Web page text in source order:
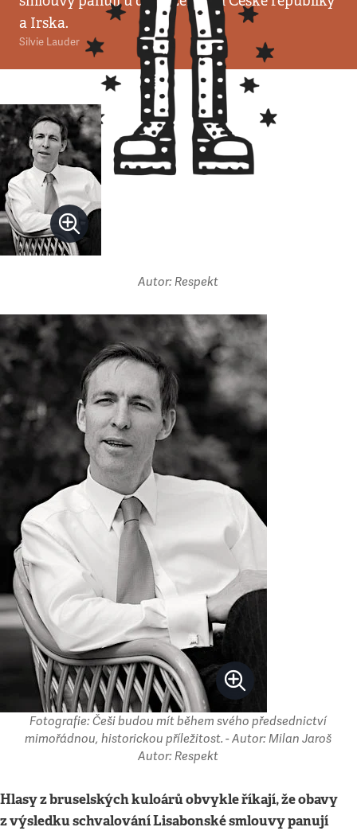
a Irska.
Silvie Lauder
Autor: Respekt
Fotografie: Češi budou mít během svého předsednictví
mimořádnou, historickou příležitost. - Autor: Milan Jaroš
Autor: Respekt
Hlasy z bruselských kuloárů obvykle říkají, že obavy
z výsledku schvalování Lisabonské smlouvy panují